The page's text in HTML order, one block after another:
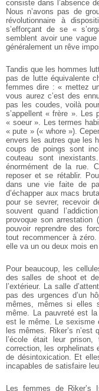
consiste dans l’absence
Nous n’avons pas de
révolutionnaire à
s’efforçant de se «
semblent avoir une
généralement un rêve
Tandis que les hommes
pas de lutte équivalente
femmes dire : « mettez
vous aurez c’est des
pas les coudes, voilà
s’appellent « frère ». Les
« soeur ». Les termes
« pute » (« whore »).
envers les autres que les
coups de poings sont
couteau sont
énormément de la rue.
reposer et se rétablir.
dans une vie faite de
d’échapper aux macs
pour se sevrer, recevoir
souvent quand
provoque son arrestation
pouvoir reprendre des
tout recommencer à
elle va un ou deux mois
Pour beaucoup, les
des salles de shoot et
l’extérieur. La salle
pas des urgences d’un
mêmes, mêmes si elles
même. La pauvreté est
est le même. Le sexisme
les mêmes. Riker’s n’est
l’école était leur
correction, les orphelinats
de désintoxication. Et
incapables de satisfaire
Les femmes de Riker’s